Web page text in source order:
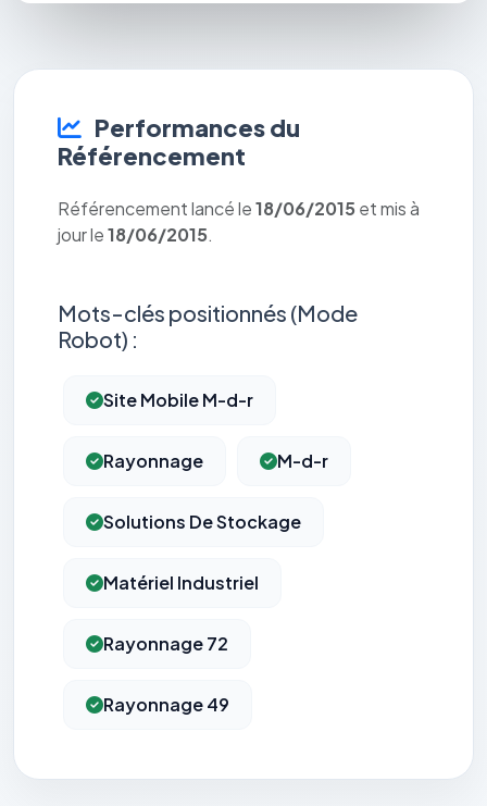
Performances du
Référencement
Référencement lancé le18/06/2015 et mis à
jour le18/06/2015.
Mots-clés positionnés (Mode
Robot) :
Site Mobile M-d-r
Rayonnage M-d-r
Solutions De Stockage
Matériel Industriel
Rayonnage 72
Rayonnage 49